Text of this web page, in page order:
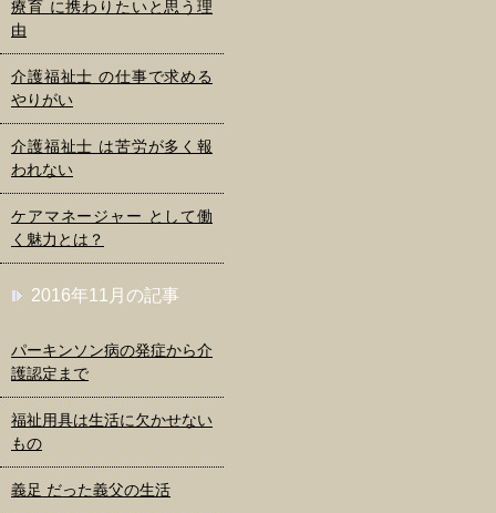
療育 に携わりたいと思う理
由
介護福祉士 の仕事で求める
やりがい
介護福祉士 は苦労が多く報
われない
ケアマネージャー として働
く魅力とは？
2016年11月の記事
パーキンソン病の発症から介
護認定まで
福祉用具は生活に欠かせない
もの
義足 だった義父の生活